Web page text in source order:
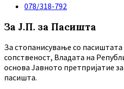
078/318-792
За Ј.П. за Пасишта
За стопанисување со
сопственост, Владата на
основа Јавното претпријатие
пасишта.